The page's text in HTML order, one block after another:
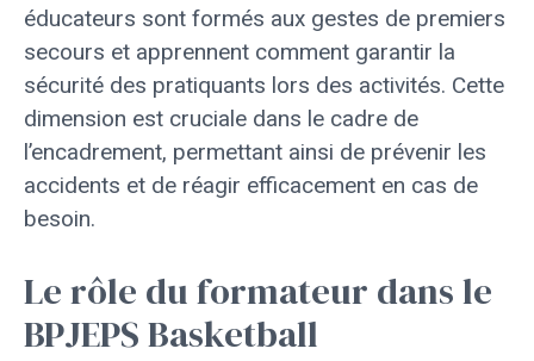
éducateurs sont formés aux gestes de premiers
secours et apprennent comment garantir la
sécurité des pratiquants lors des activités. Cette
dimension est cruciale dans le cadre de
l’encadrement, permettant ainsi de prévenir les
accidents et de réagir efficacement en cas de
besoin.
Le rôle du formateur dans le
BPJEPS Basketball